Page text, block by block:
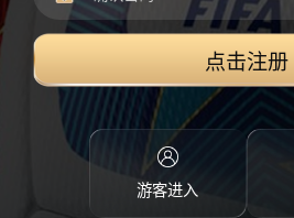
点击注册
游客进入